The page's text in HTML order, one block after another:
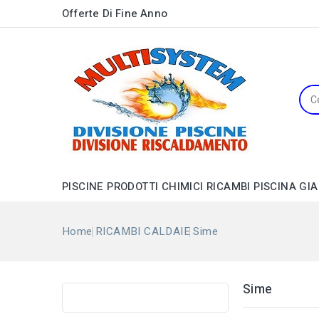
Offerte Di Fine Anno
PISCINE PRODOTTI CHIMICI RICAMBI PISCINA
Home RICAMBI CALDAIE Sime
Sime